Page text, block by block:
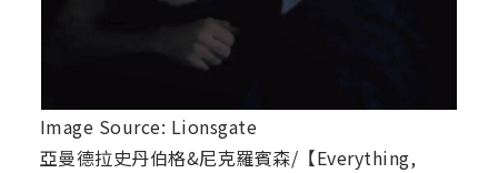
Image Source: Lionsgate
亞曼德拉史丹伯格&尼克羅賓森/【Everything,